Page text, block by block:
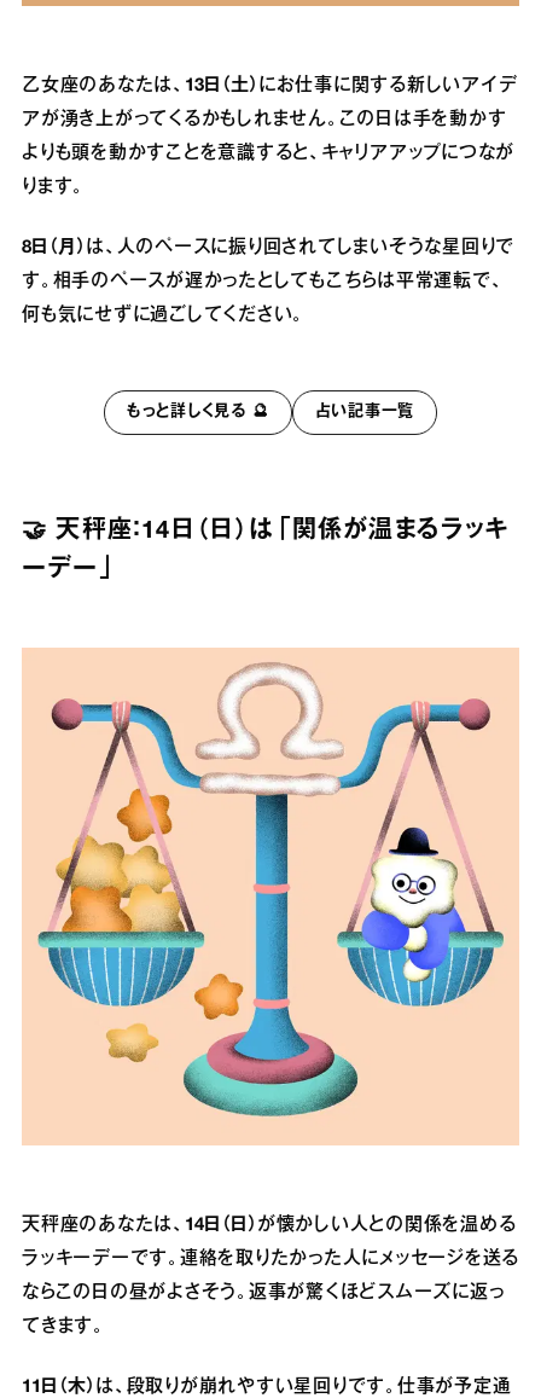
乙女座のあなたは、 13日（土） にお仕事に関する新しいアイデ
アが湧き上がってくるかもしれません。この日は手を動かす
よりも頭を動かすことを意識すると、キャリアアップにつなが
ります。
8日（月） は、人のペースに振り回されてしまいそうな星回りで
す。相手のペースが遅かったとしてもこちらは平常運転で、
何も気にせずに過ごしてください。
もっと詳しく見る 🔮 占い記事一覧
🤝 天秤座：14日（日）は「関係が温まるラッキ
ーデー」
天秤座のあなたは、 14日（日） が懐かしい人との関係を温める
ラッキーデーです。連絡を取りたかった人にメッセージを送る
ならこの日の昼がよさそう。返事が驚くほどスムーズに返っ
てきます。
11日（木） は、段取りが崩れやすい星回りです。仕事が予定通